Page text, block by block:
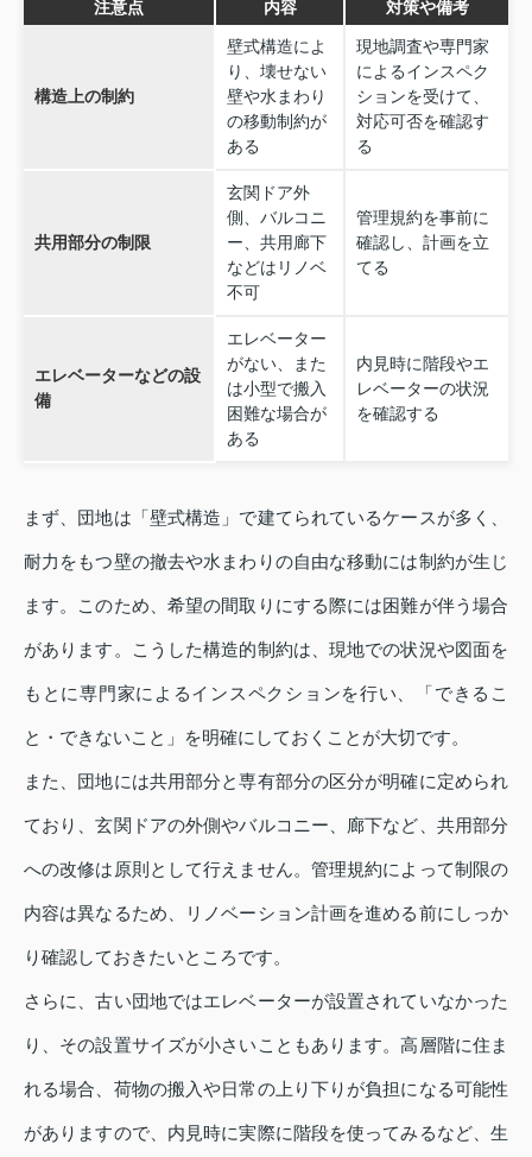
注意点 内容 対策や備考
構造上の制約
壁式構造によ
り、壊せない
壁や水まわり
の移動制約が
ある
現地調査や専門家
によるインスペク
ションを受けて、
対応可否を確認す
る
共用部分の制限
玄関ドア外
側、バルコニ
ー、共用廊下
などはリノベ
不可
管理規約を事前に
確認し、計画を立
てる
エレベーターなどの設
備
エレベーター
がない、また
は小型で搬入
困難な場合が
ある
内見時に階段やエ
レベーターの状況
を確認する
まず、団地は「壁式構造」で建てられているケースが多く、
耐力をもつ壁の撤去や水まわりの自由な移動には制約が生じ
ます。このため、希望の間取りにする際には困難が伴う場合
があります。こうした構造的制約は、現地での状況や図面を
もとに専門家によるインスペクションを行い、「できるこ
と・できないこと」を明確にしておくことが大切です。
また、団地には共用部分と専有部分の区分が明確に定められ
ており、玄関ドアの外側やバルコニー、廊下など、共用部分
への改修は原則として行えません。管理規約によって制限の
内容は異なるため、リノベーション計画を進める前にしっか
り確認しておきたいところです。
さらに、古い団地ではエレベーターが設置されていなかった
り、その設置サイズが小さいこともあります。高層階に住ま
れる場合、荷物の搬入や日常の上り下りが負担になる可能性
がありますので、内見時に実際に階段を使ってみるなど、生